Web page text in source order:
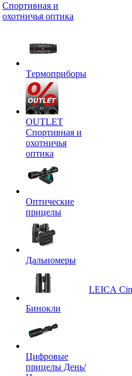
Спортивная и
охотничья оптика
Tермоприборы
OUTLET
Спортивная и
охотничья
оптика
Оптические
прицелы
Дальномеры
Бинокли
Цифровые
прицелы День/
LEICA